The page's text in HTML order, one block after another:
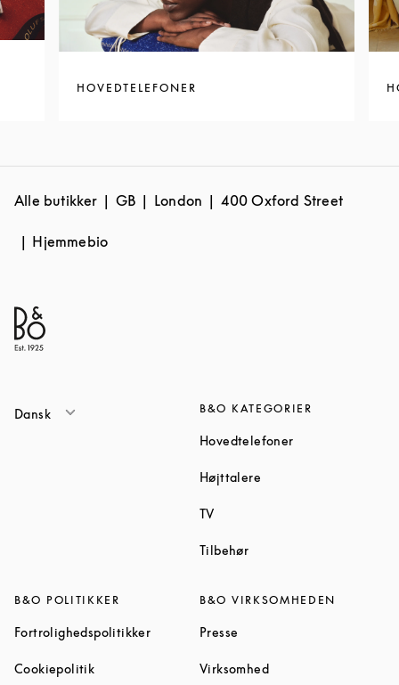
HOVEDTELEFONER
Alle butikker GB London 400 Oxford Street
Hjemmebio
Dansk B&O KATEGORIER
HovedtelefonerLink Opens in
Højttalere
TVLink Opens in New Tab
TilbehørLink Opens in New Tab
B&O POLITIKKER
FortrolighedspolitikkerLink Opens in New Tab
CookiepolitikLink Opens in New Tab
B&O VIRKSOMHEDEN
Presse
VirksomhedLink Opens in New